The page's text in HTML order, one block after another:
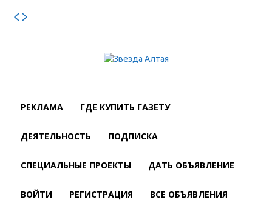
РЕКЛАМА ГДЕ КУПИТЬ ГАЗЕТУ
ДЕЯТЕЛЬНОСТЬ ПОДПИСКА
СПЕЦИАЛЬНЫЕ ПРОЕКТЫ ДАТЬ ОБЪЯВЛЕНИЕ
ВОЙТИ РЕГИСТРАЦИЯ ВСЕ ОБЪЯВЛЕНИЯ